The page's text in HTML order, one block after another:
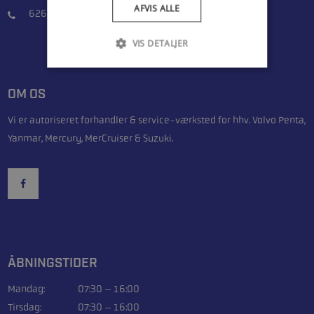
62610246
OM OS
Vi er autoriseret forhandler & service-værksted for hhv. Volvo Penta,
Yanmar, Mercury, MerCruiser & Suzuki.
ÅBNINGSTIDER
Mandag:
07:30 – 16:00
Tirsdag:
07:30 – 16:00
AFVIS ALLE
VIS DETALJER